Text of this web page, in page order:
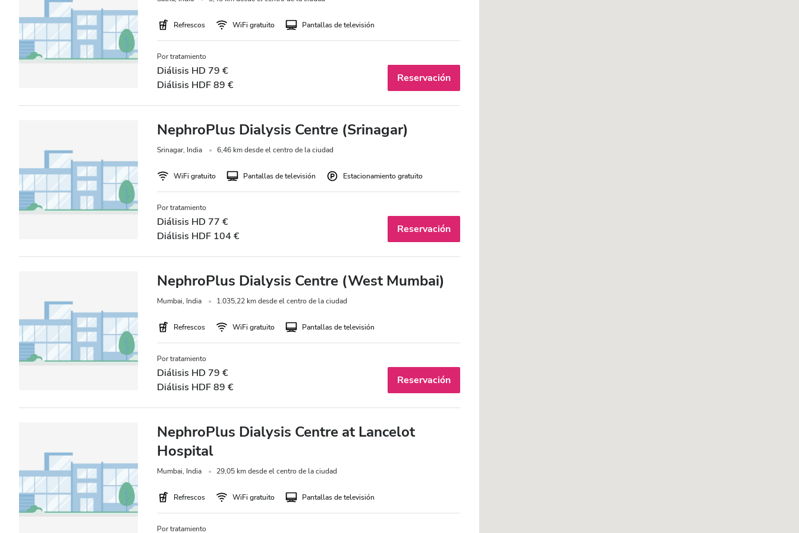
Refrescos WiFi gratuito Pantallas de televisión
Por tratamiento
Diálisis HD 79 €
Diálisis HDF 89 €
Reservación
NephroPlus Dialysis Centre (Srinagar)
Srinagar, India 6,46 km desde el centro de la ciudad
WiFi gratuito Pantallas de televisión Estacionamiento gratuito
Por tratamiento
Diálisis HD 77 €
Diálisis HDF 104 €
Reservación
NephroPlus Dialysis Centre (West Mumbai)
Mumbai, India 1.035,22 km desde el centro de la ciudad
Refrescos WiFi gratuito Pantallas de televisión
Por tratamiento
Diálisis HD 79 €
Diálisis HDF 89 €
Reservación
NephroPlus Dialysis Centre at Lancelot
Hospital
Mumbai, India 29,05 km desde el centro de la ciudad
Refrescos WiFi gratuito Pantallas de televisión
Por tratamiento